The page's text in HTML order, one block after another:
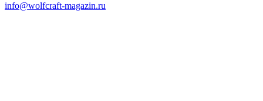
info@wolfcraft-magazin.ru